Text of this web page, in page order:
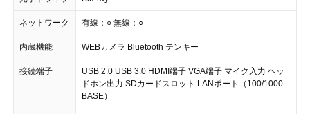
ネットワーク 有線：○ 無線：○
内蔵機能 WEBカメラ Bluetooth テンキー
接続端子
USB 2.0 USB 3.0 HDMI端子 VGA端子 マイク入力 ヘッ
ドホン出力 SDカードスロット LANポート（100/1000
BASE）